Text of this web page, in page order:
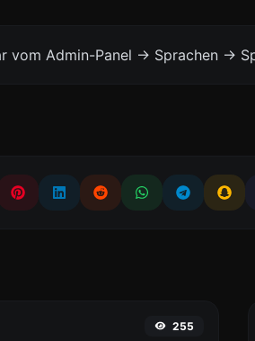
vom Admin-Panel -> Sprachen ->
255